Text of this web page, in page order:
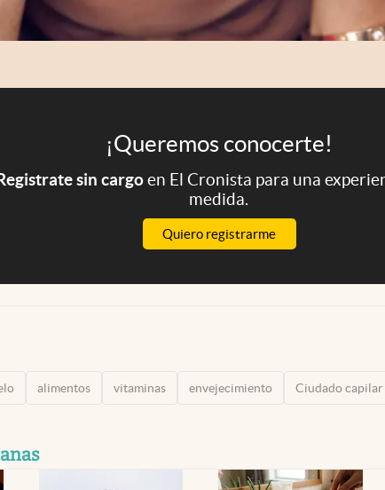
¡Queremos conocerte!
sin cargoen El Cronista para una
medida.
Quiero registrarme
alimentos vitaminas envejecimiento Ciudado capilar